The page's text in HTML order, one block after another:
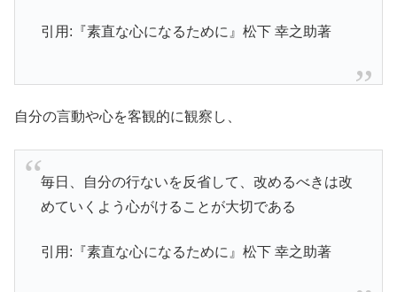
引用:『素直な心になるために』松下 幸之助著
自分の言動や心を客観的に観察し、
毎日、自分の行ないを反省して、改めるべきは改
めていくよう心がけることが大切である
引用:『素直な心になるために』松下 幸之助著